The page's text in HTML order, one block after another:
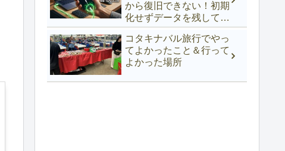
から復旧できない！初期
化せずデータを残して復
活できた方法【iPhone
17e】
コタキナバル旅行でやっ
てよかったこと＆行って
よかった場所